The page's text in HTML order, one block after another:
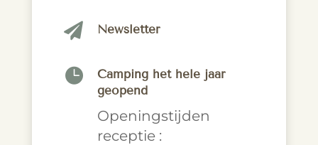
 Newsletter

Camping het hele jaar
geopend
Openingstijden
receptie :